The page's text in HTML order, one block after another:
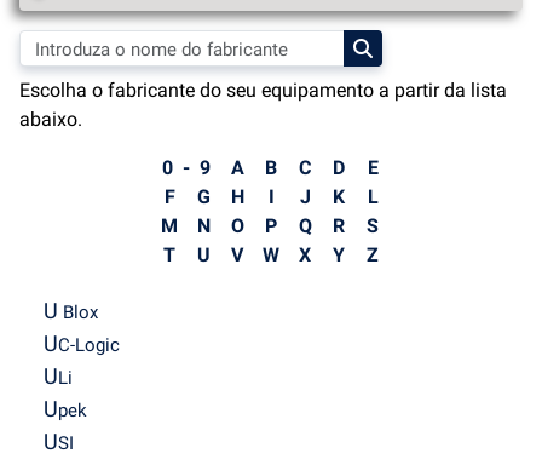
Escolha o fabricante do seu equipamento a partir da lista
abaixo.
0 - 9 A B C D
E
F
G H I J K
L
M
N O P Q R
S
T
U V W X Y Z
U Blox
UC-Logic
ULi
Upek
USI